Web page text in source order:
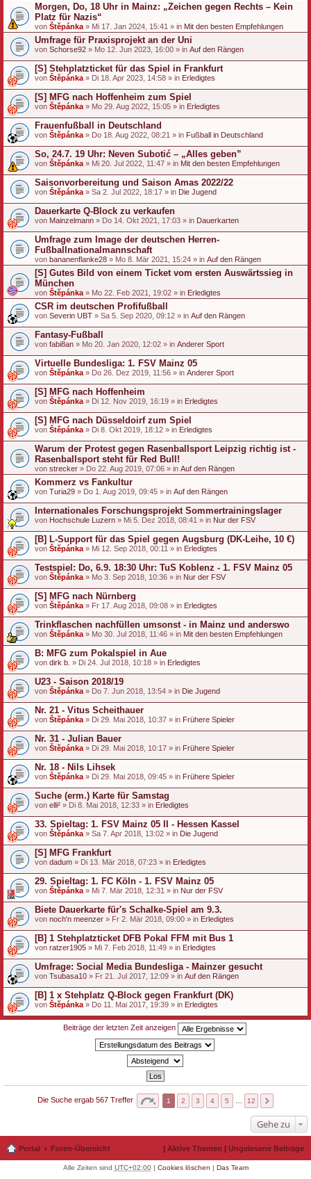
Morgen, Do, 18 Uhr in Mainz: „Zeichen gegen Rechts – Kein
Platz für Nazis“
von Štěpánka » Mi 17. Jan 2024, 15:41 » in Mit den besten Empfehlungen
Umfrage für Praxisprojekt an der Uni
von Schorse92 » Mo 12. Jun 2023, 16:00 » in Auf den Rängen
[S] Stehplatzticket für das Spiel in Frankfurt
von Štěpánka » Di 18. Apr 2023, 14:58 » in Erledigtes
[S] MFG nach Hoffenheim zum Spiel
von Štěpánka » Mo 29. Aug 2022, 15:05 » in Erledigtes
Frauenfußball in Deutschland
von Štěpánka » Do 18. Aug 2022, 08:21 » in Fußball in Deutschland
So, 24.7. 19 Uhr: Neven Subotić – „Alles geben”
von Štěpánka » Mi 20. Jul 2022, 11:47 » in Mit den besten Empfehlungen
Saisonvorbereitung und Saison Amas 2022/22
von Štěpánka » Sa 2. Jul 2022, 18:17 » in Die Jugend
Dauerkarte Q-Block zu verkaufen
von Mainzelmann » Do 14. Okt 2021, 17:03 » in Dauerkarten
Umfrage zum Image der deutschen Herren-
Fußballnationalmannschaft
von bananenflanke28 » Mo 8. Mär 2021, 15:24 » in Auf den Rängen
[S] Gutes Bild von einem Ticket vom ersten Auswärtssieg in
München
von Štěpánka » Mo 22. Feb 2021, 19:02 » in Erledigtes
CSR im deutschen Profifußball
von Severin UBT » Sa 5. Sep 2020, 09:12 » in Auf den Rängen
Fantasy-Fußball
von fabi8an » Mo 20. Jan 2020, 12:02 » in Anderer Sport
Virtuelle Bundesliga: 1. FSV Mainz 05
von Štěpánka » Do 26. Dez 2019, 11:56 » in Anderer Sport
[S] MFG nach Hoffenheim
von Štěpánka » Di 12. Nov 2019, 16:19 » in Erledigtes
[S] MFG nach Düsseldoirf zum Spiel
von Štěpánka » Di 8. Okt 2019, 18:12 » in Erledigtes
Warum der Protest gegen Rasenballsport Leipzig richtig ist -
Rasenballsport steht für Red Bull!
von strecker » Do 22. Aug 2019, 07:06 » in Auf den Rängen
Kommerz vs Fankultur
von Turia29 » Do 1. Aug 2019, 09:45 » in Auf den Rängen
Internationales Forschungsprojekt Sommertrainingslager
von Hochschule Luzern » Mi 5. Dez 2018, 08:41 » in Nur der FSV
[B] L-Support für das Spiel gegen Augsburg (DK-Leihe, 10 €)
von Štěpánka » Mi 12. Sep 2018, 00:11 » in Erledigtes
Testspiel: Do, 6.9. 18:30 Uhr: TuS Koblenz - 1. FSV Mainz 05
von Štěpánka » Mo 3. Sep 2018, 10:36 » in Nur der FSV
[S] MFG nach Nürnberg
von Štěpánka » Fr 17. Aug 2018, 09:08 » in Erledigtes
Trinkflaschen nachfüllen umsonst - in Mainz und anderswo
von Štěpánka » Mo 30. Jul 2018, 11:46 » in Mit den besten Empfehlungen
B: MFG zum Pokalspiel in Aue
von dirk b. » Di 24. Jul 2018, 10:18 » in Erledigtes
U23 - Saison 2018/19
von Štěpánka » Do 7. Jun 2018, 13:54 » in Die Jugend
Nr. 21 - Vitus Scheithauer
von Štěpánka » Di 29. Mai 2018, 10:37 » in Frühere Spieler
Nr. 31 - Julian Bauer
von Štěpánka » Di 29. Mai 2018, 10:17 » in Frühere Spieler
Nr. 18 - Nils Lihsek
von Štěpánka » Di 29. Mai 2018, 09:45 » in Frühere Spieler
Suche (erm.) Karte für Samstag
von elli² » Di 8. Mai 2018, 12:33 » in Erledigtes
33. Spieltag: 1. FSV Mainz 05 II - Hessen Kassel
von Štěpánka » Sa 7. Apr 2018, 13:02 » in Die Jugend
[S] MFG Frankfurt
von dadum » Di 13. Mär 2018, 07:23 » in Erledigtes
29. Spieltag: 1. FC Köln - 1. FSV Mainz 05
von Štěpánka » Mi 7. Mär 2018, 12:31 » in Nur der FSV
Biete Dauerkarte für's Schalke-Spiel am 9.3.
von noch'n meenzer » Fr 2. Mär 2018, 09:00 » in Erledigtes
[B] 1 Stehplatzticket DFB Pokal FFM mit Bus 1
von ratzer1905 » Mi 7. Feb 2018, 11:49 » in Erledigtes
Umfrage: Social Media Bundesliga - Mainzer gesucht
von Tsubasa10 » Fr 21. Jul 2017, 12:09 » in Auf den Rängen
[B] 1 x Stehplatz Q-Block gegen Frankfurt (DK)
von Štěpánka » Do 11. Mai 2017, 19:39 » in Erledigtes
Beiträge der letzten Zeit anzeigen
Die Suche ergab 567 Treffer 1 2 3 4 5 12
Gehe zu
Portal Foren-Übersicht | Aktive Themen | Ungelesene Beiträge
Alle Zeiten sind UTC+02:00| Cookies löschen | Das Team